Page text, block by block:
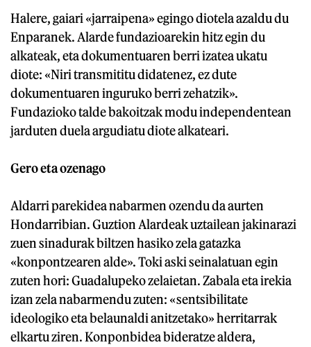
Halere, gaiari «jarraipena» egingo diotela azaldu du
Enparanek. Alarde fundazioarekin hitz egin du
alkateak, eta dokumentuaren berri izatea ukatu
diote: «Niri transmititu didatenez, ez dute
dokumentuaren inguruko berri zehatzik».
Fundazioko talde bakoitzak modu independentean
jarduten duela argudiatu diote alkateari.
Gero eta ozenago
Aldarri parekidea nabarmen ozendu da aurten
Hondarribian. Guztion Alardeak uztailean jakinarazi
zuen sinadurak biltzen hasiko zela gatazka
«konpontzearen alde». Toki aski seinalatuan egin
zuten hori: Guadalupeko zelaietan. Zabala eta irekia
izan zela nabarmendu zuten: «sentsibilitate
ideologiko eta belaunaldi anitzetako» herritarrak
elkartu ziren. Konponbidea bideratze aldera,